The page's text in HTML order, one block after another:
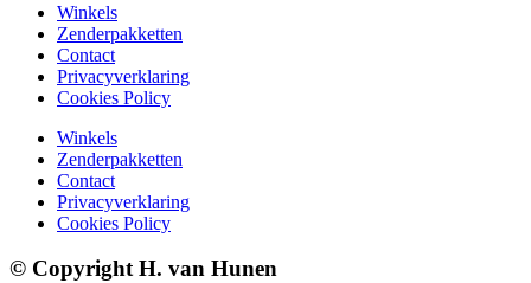
Winkels
Zenderpakketten
Contact
Privacyverklaring
Cookies Policy
Winkels
Zenderpakketten
Contact
Privacyverklaring
Cookies Policy
© Copyright H. van Hunen